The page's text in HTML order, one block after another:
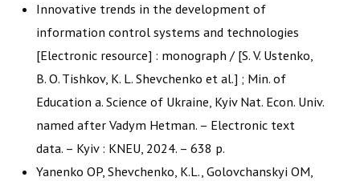
Innovative trends in the development of
information control systems and technologies
[Electronic resource] : monograph / [S. V. Ustenko,
B. O. Tishkov, K. L. Shevchenko et al.] ; Min. of
Education a. Science of Ukraine, Kyiv Nat. Econ. Univ.
named after Vadym Hetman. – Electronic text
data. – Kyiv : KNEU, 2024. – 638 р.
Yanenko OP, Shevchenko, К.L., Golovchanskyi OМ,